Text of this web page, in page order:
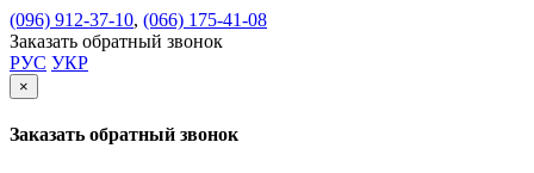
(096) 912-37-10, (066) 175-41-08
Заказать обратный звонок
РУС УКР
×
Заказать обратный звонок